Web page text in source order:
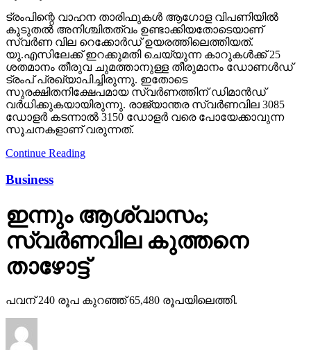
ട്രംപിന്റെ വാഹന താരിഫുകൾ ആഗോള വിപണിയിൽ
കൂടുതൽ അനിശ്ചിതത്വം ഉണ്ടാക്കിയതോടെയാണ്
സ്വർണ വില റെക്കോർഡ് ഉയരത്തിലെത്തിയത്.
യു.എസിലേക്ക് ഇറക്കുമതി ചെയ്യുന്ന കാറുകൾക്ക് 25
ശതമാനം തീരുവ ചുമത്താനുള്ള തീരുമാനം ഡോണൾഡ്
ട്രംപ് പ്രഖ്യാപിച്ചിരുന്നു. ഇതോടെ
സുരക്ഷിതനിക്ഷേപമായ സ്വർണത്തിന് ഡിമാൻഡ്
വർധിക്കുകയായിരുന്നു. രാജ്യാന്തര സ്വർണവില 3085
ഡോളർ കടന്നാൽ 3150 ഡോളർ വരെ പോയേക്കാവുന്ന
സൂചനകളാണ് വരുന്നത്.
Continue Reading
Business
ഇന്നും ആശ്വാസം;
സ്വര്‍ണവില കുത്തനെ
താഴോട്ട്
പവന് 240 രൂപ കുറഞ്ഞ് 65,480 രൂപയിലെത്തി.